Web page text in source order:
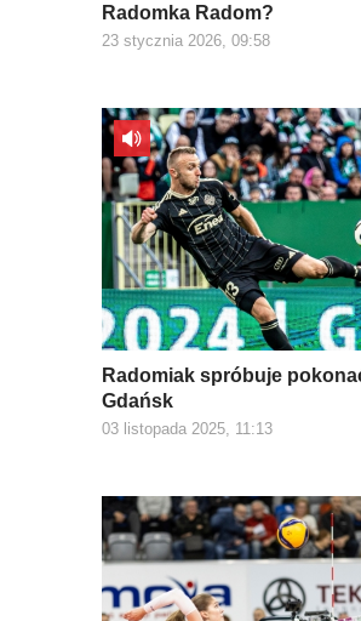
Radomka Radom?
23 stycznia 2026, 09:58
Radomiak spróbuje
Gdańsk
03 listopada 2025, 11:13